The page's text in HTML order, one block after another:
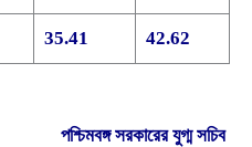
35.41 42.62
পশ্চিমবঙ্গ সরকারের যুগ্ম সচিব